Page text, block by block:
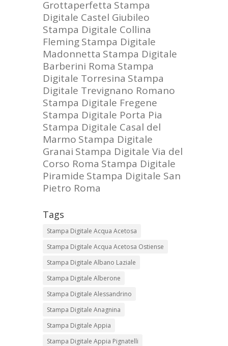
Grottaperfetta Stampa
Digitale Castel Giubileo
Stampa Digitale Collina
FlemingStampa Digitale
Madonnetta Stampa Digitale
Barberini Roma Stampa
Digitale Torresina Stampa
Digitale Trevignano Romano
Stampa Digitale Fregene
Stampa Digitale Porta Pia
Stampa Digitale Casal del
Marmo Stampa Digitale
Granai Stampa Digitale Via del
Corso Roma Stampa Digitale
Piramide Stampa Digitale San
Pietro Roma
Tags
Stampa Digitale Acqua Acetosa
Stampa Digitale Acqua Acetosa Ostiense
Stampa Digitale Albano Laziale
Stampa Digitale Alberone
Stampa Digitale Alessandrino
Stampa Digitale Anagnina
Stampa Digitale Appia
Stampa Digitale Appia Pignatelli